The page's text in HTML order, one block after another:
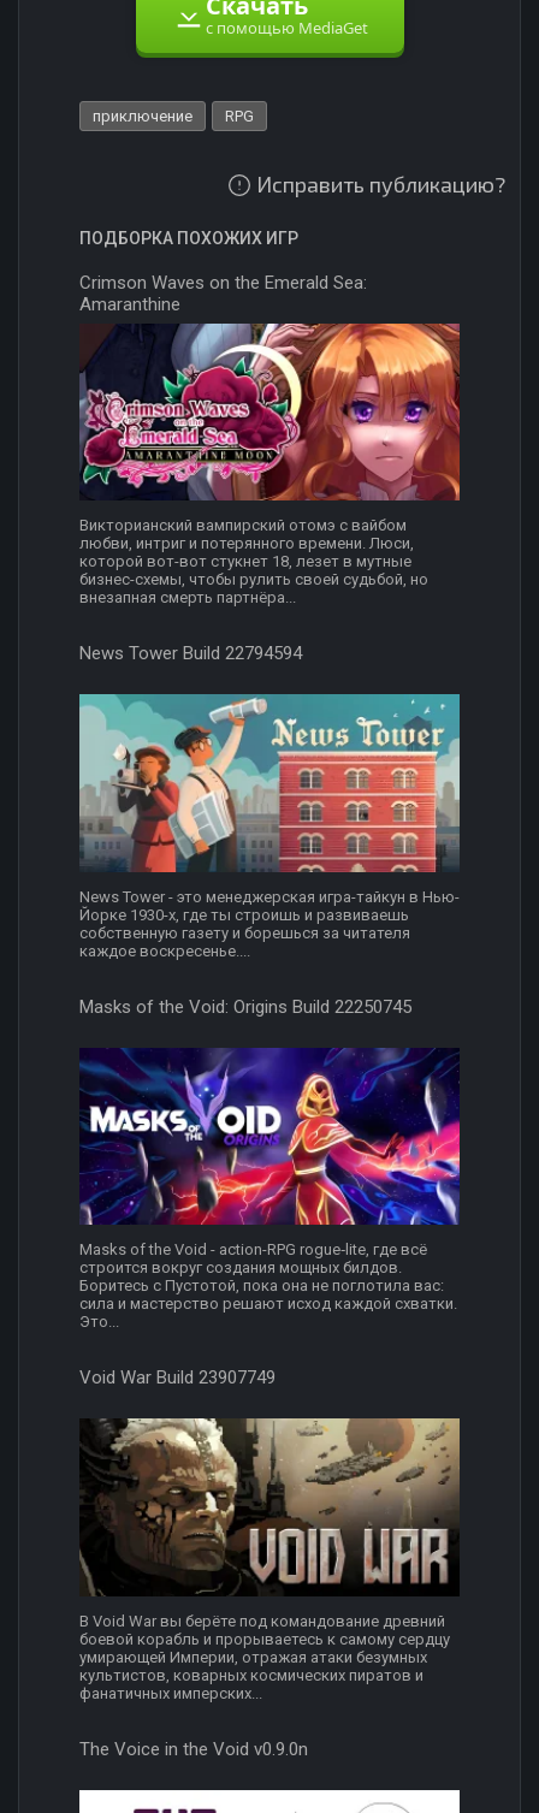
с помощью MediaGet
приключение RPG
Исправить публикацию?
ПОДБОРКА ПОХОЖИХ ИГР
Crimson Waves on the Emerald Sea:
Amaranthine
Викторианский вампирский отомэ с вайбом
любви, интриг и потерянного времени. Люси,
которой вот-вот стукнет 18, лезет в мутные
бизнес-схемы, чтобы рулить своей судьбой, но
внезапная смерть партнёра...
News Tower Build 22794594
News Tower - это менеджерская игра-тайкун в Нью-
Йорке 1930-х, где ты строишь и развиваешь
собственную газету и борешься за читателя
каждое воскресенье....
Masks of the Void: Origins Build 22250745
Masks of the Void - action-RPG rogue‑lite, где всё
строится вокруг создания мощных билдов.
Боритесь с Пустотой, пока она не поглотила вас:
сила и мастерство решают исход каждой схватки.
Это...
Void War Build 23907749
В Void War вы берёте под командование древний
боевой корабль и прорываетесь к самому сердцу
умирающей Империи, отражая атаки безумных
культистов, коварных космических пиратов и
фанатичных имперских...
The Voice in the Void v0.9.0n